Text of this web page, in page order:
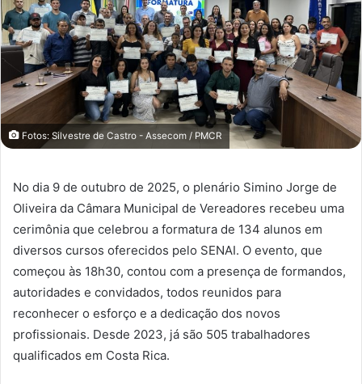
Fotos: Silvestre de Castro - Assecom / PMCR
No dia 9 de outubro de 2025, o plenário Simino Jorge de
Oliveira da Câmara Municipal de Vereadores recebeu uma
cerimônia que celebrou a formatura de 134 alunos em
diversos cursos oferecidos pelo SENAI. O evento, que
começou às 18h30, contou com a presença de formandos,
autoridades e convidados, todos reunidos para
reconhecer o esforço e a dedicação dos novos
profissionais. Desde 2023, já são 505 trabalhadores
qualificados em Costa Rica.